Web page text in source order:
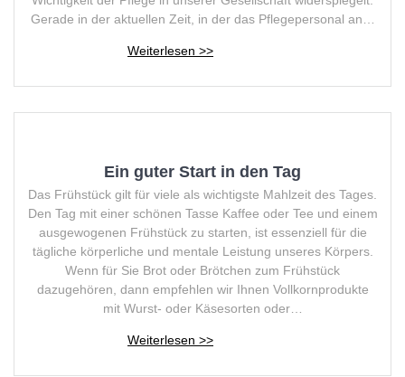
Gerade in der aktuellen Zeit, in der das Pflegepersonal an…
Ein guter Start in den Tag
Das Frühstück gilt für viele als wichtigste Mahlzeit des Tages.
Den Tag mit einer schönen Tasse Kaffee oder Tee und einem
ausgewogenen Frühstück zu starten, ist essenziell für die
tägliche körperliche und mentale Leistung unseres Körpers.
Wenn für Sie Brot oder Brötchen zum Frühstück
dazugehören, dann empfehlen wir Ihnen Vollkornprodukte
mit Wurst- oder Käsesorten oder…